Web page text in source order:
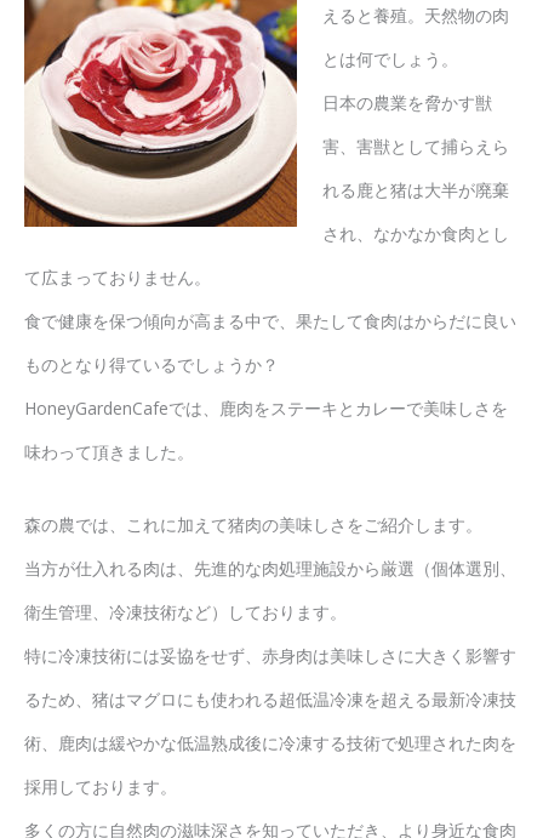
えると養殖。天然物の肉
とは何でしょう。
日本の農業を脅かす獣
害、害獣として捕らえら
れる鹿と猪は大半が廃棄
され、なかなか食肉とし
て広まっておりません。
食で健康を保つ傾向が高まる中で、果たして食肉はからだに良い
ものとなり得ているでしょうか？
HoneyGardenCafeでは、鹿肉をステーキとカレーで美味しさを
味わって頂きました。
森の農では、これに加えて猪肉の美味しさをご紹介します。
当方が仕入れる肉は、先進的な肉処理施設から厳選（個体選別、
衛生管理、冷凍技術など）しております。
特に冷凍技術には妥協をせず、赤身肉は美味しさに大きく影響す
るため、猪はマグロにも使われる超低温冷凍を超える最新冷凍技
術、鹿肉は緩やかな低温熟成後に冷凍する技術で処理された肉を
採用しております。
多くの方に自然肉の滋味深さを知っていただき、より身近な食肉